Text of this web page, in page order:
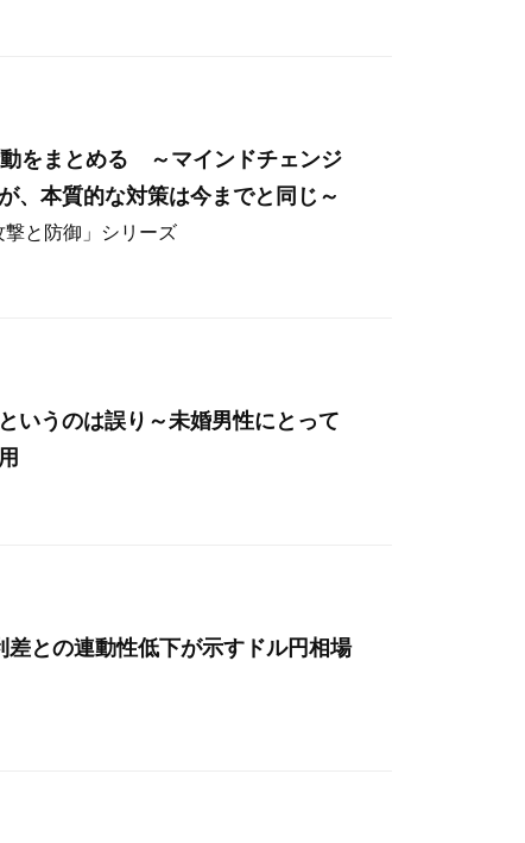
をまとめる ～マインドチェンジ
、本質的な対策は今までと同じ～
と防御」シリーズ
いうのは誤り～未婚男性にとって
との連動性低下が示すドル円相場